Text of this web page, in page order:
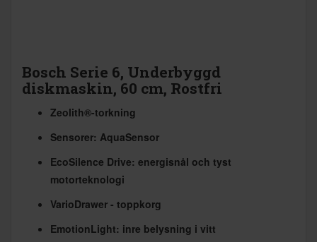
Bosch Serie 6, Underbyggd
diskmaskin, 60 cm, Rostfri
Zeolith®-torkning
Sensorer: AquaSensor
EcoSilence Drive: energisnål och tyst
motorteknologi
VarioDrawer - toppkorg
EmotionLight: inre belysning i vitt